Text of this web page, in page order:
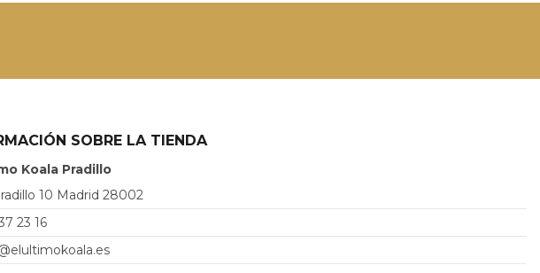
SOBRE LA TIENDA
Koala Pradillo
10 Madrid 28002
23 16